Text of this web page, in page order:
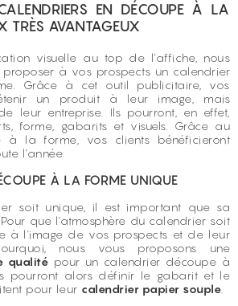
EN DÉCOUPE À LA
TRÈS AVANTAGEUX
visuelle au top de l'affiche, nous
à vos prospects un calendrier
Grâce à cet outil publicitaire, vos
un produit à leur image, mais
leur entreprise. Ils pourront, en effet,
forme, gabarits et visuels. Grâce au
à la forme, vos clients bénéficieront
l'année.
À LA FORME UNIQUE
soit unique, il est important que sa
que l'atmosphère du calendrier soit
à l'image de vos prospects et de leur
nous vous proposons une
qualité pour un calendrier découpe à
pourront alors définir le gabarit et le
pour leur calendrier papier souple